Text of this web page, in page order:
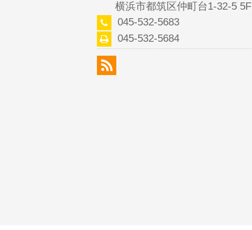
横浜市都筑区仲町台1-32-5 5F
045-532-5683
045-532-5684